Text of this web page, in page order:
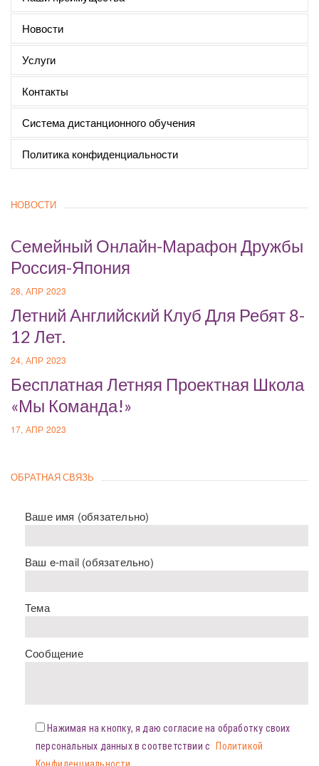
Новости
Услуги
Контакты
Система дистанционного обучения
Политика конфиденциальности
НОВОСТИ
Cемейный Онлайн-Марафон Дружбы
Россия-Япония
28, АПР 2023
Летний Английский Клуб Для Ребят 8-
12 Лет.
24, АПР 2023
Бесплатная Летняя Проектная Школа
«Мы Команда!»
17, АПР 2023
ОБРАТНАЯ СВЯЗЬ
Ваше имя (обязательно)
Ваш e-mail (обязательно)
Тема
Сообщение
Нажимая на кнопку, я даю согласие на обработку своих
персональных данных в соответствии с
Политикой